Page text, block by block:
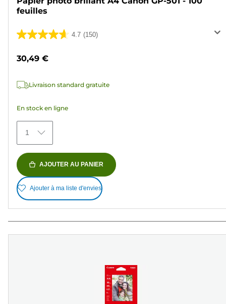
feuilles
4.7 (150)
4.7
5
150
30,49 €
Livraison standard gratuite
En stock en ligne
1
AJOUTER AU PANIER
Ajouter à ma liste d'envies